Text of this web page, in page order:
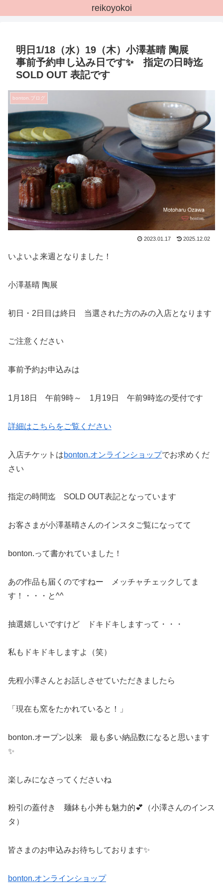
reikoyokoi
明日1/18（水）19（木）小澤基晴 陶展
事前予約申し込み日です✨ 指定の日時迄
SOLD OUT 表記です
bonton.ブログ
2023.01.17 2025.12.02
いよいよ来週となりました！
小澤基晴 陶展
初日・2日目は終日 当選された方のみの入店となります
ご注意ください
事前予約お申込みは
1月18日 午前9時～ 1月19日 午前9時迄の受付です
詳細はこちらをご覧ください
入店チケットはbonton.オンラインショップでお求めくだ
さい
指定の時間迄 SOLD OUT表記となっています
お客さまが小澤基晴さんのインスタご覧になってて
bonton.って書かれていました！
あの作品も届くのですねー メッチャチェックしてま
す！・・・と^^
抽選嬉しいですけど ドキドキしますって・・・
私もドキドキしますよ（笑）
先程小澤さんとお話しさせていただきましたら
「現在も窯をたかれていると！」
bonton.オープン以来 最も多い納品数になると思います
✨
楽しみになさってくださいね
粉引の蓋付き 麺鉢も小丼も魅力的💕（小澤さんのインス
タ）
皆さまのお申込みお待ちしております✨
bonton.オンラインショップ